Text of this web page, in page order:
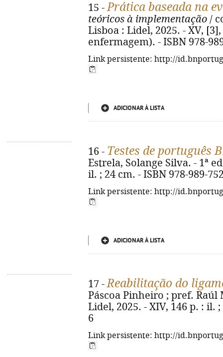
15 -Prática baseada na
teóricos à implementação /
Lisboa : Lidel, 2025. - XV,
enfermagem). - ISBN 978-
Link persistente: http://
ADICIONAR À LISTA
16 - Testes de português
Estrela, Solange Silva. - 1ª
il. ; 24 cm. - ISBN 978-989-
Link persistente: http://
ADICIONAR À LISTA
17 -Reabilitação do
Páscoa Pinheiro ; pref. Raúl
Lidel, 2025. - XIV, 146 p. : il.
6
Link persistente: http://